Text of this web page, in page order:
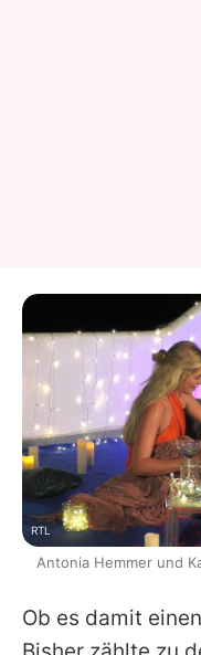
Ob es damit
RTL
Antonia Hemmer und